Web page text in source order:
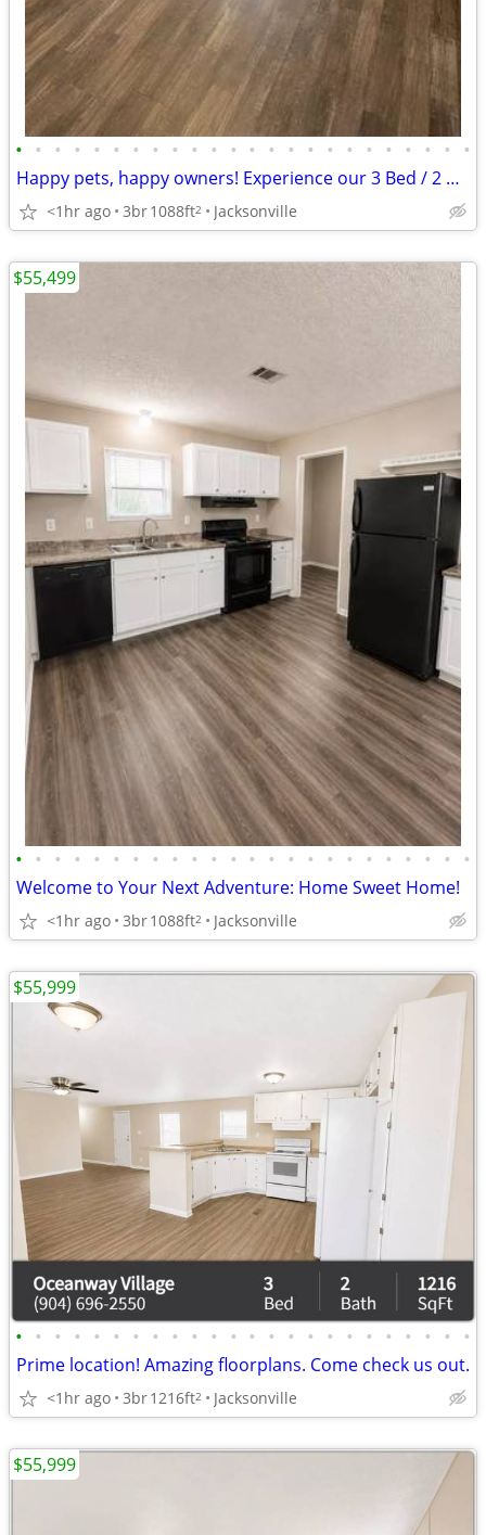
• • • • • • • • • • • • • • • • • • • • • • • •
Happy pets, happy owners! Experience our 3 Bed / 2 Bath.
<1hr ago 3br1088ft2 Jacksonville
• • • • • • • • • • • • • • • • • • • • • • • •
Welcome to Your Next Adventure: Home Sweet Home!
<1hr ago 3br1088ft2 Jacksonville
$55,499
• • • • • • • • • • • • • • • • • • • • • • • •
Prime location! Amazing floorplans. Come check us out.
<1hr ago 3br1216ft2 Jacksonville
$55,999
$55,999